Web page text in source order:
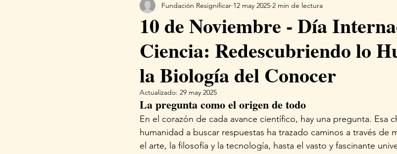
EMOCIONES CUERPO HUMANO
10 de Noviembre - Día
Ciencia: Redescubriendo lo
la Biología del Conocer
Fundación Resignificar 12 may 2025 2 min de lectura
Actualizado: 29 may 2025
La pregunta como el origen de todo
En el corazón de cada avance científico, hay una pregunta. Esa
humanidad a buscar respuestas ha trazado caminos a través de
el arte, la filosofía y la tecnología, hasta el vasto y fascinante